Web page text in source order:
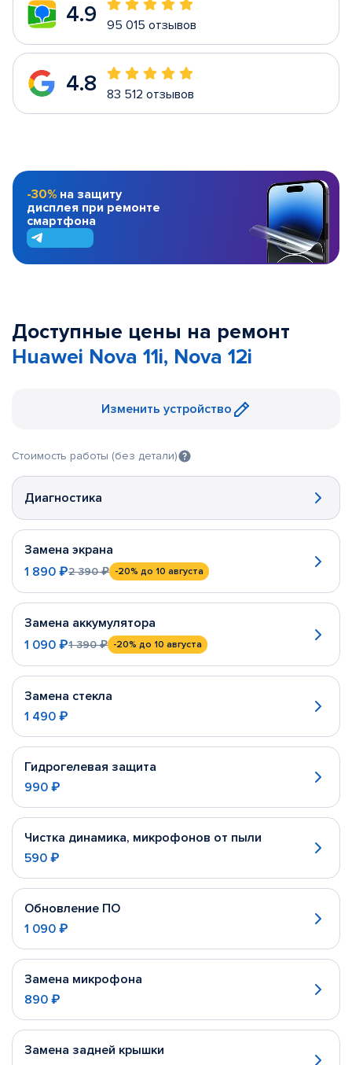
4.9 95 015 отзывов
4.8 83 512 отзывов
-30% на защиту
дисплея при ремонте
смартфона
Доступные цены на ремонт
Huawei Nova 11i, Nova 12i
Изменить устройство
Стоимость работы (без детали)
Диагностика
Замена экрана
1 890 ₽2 390 ₽ -20% до 10 августа
Замена аккумулятора
1 090 ₽1 390 ₽ -20% до 10 августа
Замена стекла
1 490 ₽
Гидрогелевая защита
990 ₽
Чистка динамика, микрофонов от пыли
590 ₽
Обновление ПО
1 090 ₽
Замена микрофона
890 ₽
Замена задней крышки